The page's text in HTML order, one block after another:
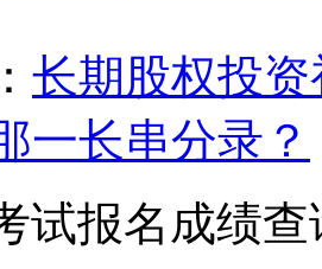
长期股权投
一长串分录？
试报名 成绩查